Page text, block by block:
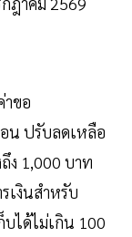
ขอ
น ปรับลดเหลือ
ง 1,000 บาท
เงินสำหรับ
บได้ไม่เกิน 100